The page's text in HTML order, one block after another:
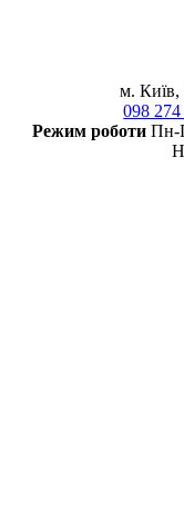
м. Київ,
098
Режим роботи Пн-